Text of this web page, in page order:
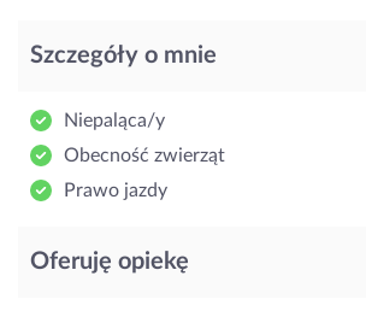
Szczegóły o mnie
Niepaląca/y
Obecność zwierząt
Prawo jazdy
Oferuję opiekę